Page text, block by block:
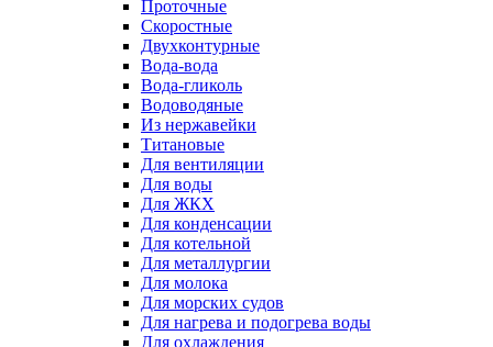
Проточные
Скоростные
Двухконтурные
Вода-вода
Вода-гликоль
Водоводяные
Из нержавейки
Титановые
Для вентиляции
Для воды
Для ЖКХ
Для конденсации
Для котельной
Для металлургии
Для молока
Для морских судов
Для нагрева и подогрева воды
Для охлаждения